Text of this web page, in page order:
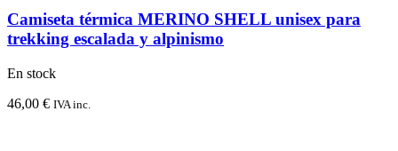
Camiseta térmica MERINO SHELL unisex para
trekking escalada y alpinismo
En stock
46,00 € IVA inc.